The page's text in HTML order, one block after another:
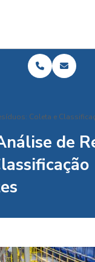
Coleta e
de